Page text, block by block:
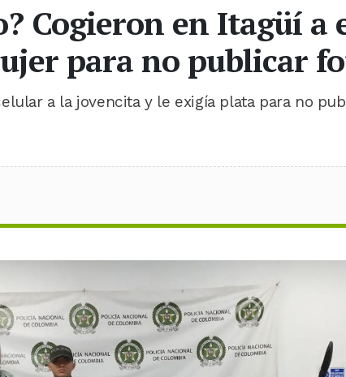
Cogieron en Itagüí a
para no publicar
a la jovencita y le exigía plata para no